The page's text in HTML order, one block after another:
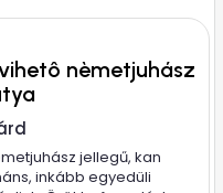
nèmetjuhász
jellegű, kan
inkább egyedüli